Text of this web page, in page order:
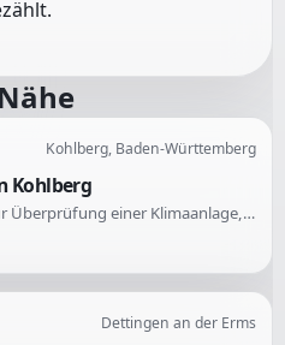
Kohlberg, Baden-Württemberg
Kohlberg
Gesucht wird Unterstützung zur Überprüfung einer Klimaanlage, da das Gehäuse laut brummt. Der Fokus liegt auf der Diagnose des Problems.
Dettingen an der Erms